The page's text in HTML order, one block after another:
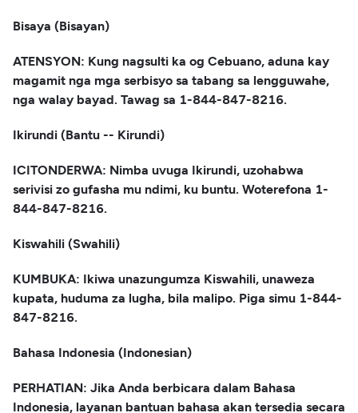
Bisaya (Bisayan)
ATENSYON: Kung nagsulti ka og Cebuano, aduna kay
magamit nga mga serbisyo sa tabang sa lengguwahe,
nga walay bayad. Tawag sa 1-844-847-8216.
Ikirundi (Bantu -- Kirundi)
ICITONDERWA: Nimba uvuga Ikirundi, uzohabwa
serivisi zo gufasha mu ndimi, ku buntu. Woterefona 1-
844-847-8216.
Kiswahili (Swahili)
KUMBUKA: Ikiwa unazungumza Kiswahili, unaweza
kupata, huduma za lugha, bila malipo. Piga simu 1-844-
847-8216.
Bahasa Indonesia (Indonesian)
PERHATIAN: Jika Anda berbicara dalam Bahasa
Indonesia, layanan bantuan bahasa akan tersedia secara